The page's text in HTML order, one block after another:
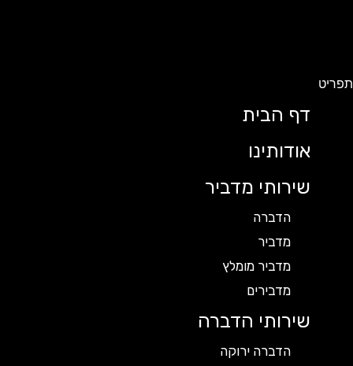
תפריט
דף הבית
אודותינו
שירותי מדביר
הדברה
מדביר
מדביר מומלץ
מדבירים
שירותי הדברה
הדברה ירוקה